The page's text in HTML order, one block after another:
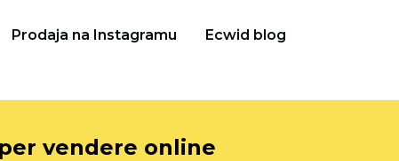
Prodaja na Instagramu Ecwid blog
vendere online